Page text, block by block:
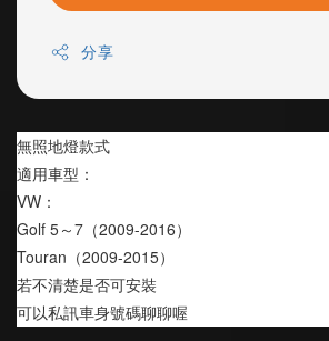
分享
無照地燈款式
適用車型：
VW：
Golf 5～7（2009-2016）
Touran（2009-2015）
若不清楚是否可安裝
可以私訊車身號碼聊聊喔